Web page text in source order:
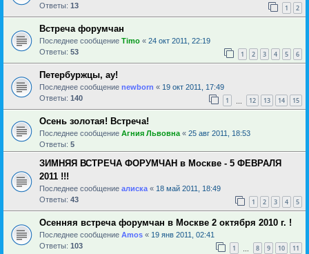
Ответы: 13 1 2
Встреча форумчан
Последнее сообщение Timo « 24 окт 2011, 22:19
Ответы: 53 1 2 3 4 5 6
Петербуржцы, ау!
Последнее сообщение newborn « 19 окт 2011, 17:49
Ответы: 140 1 12 13 14 15
Осень золотая! Встреча!
Последнее сообщение Агния Львовна « 25 авг 2011, 18:53
Ответы: 5
ЗИМНЯЯ ВСТРЕЧА ФОРУМЧАН в Москве - 5 ФЕВРАЛЯ
2011 !!!
Последнее сообщение алиска « 18 май 2011, 18:49
Ответы: 43 1 2 3 4 5
Осенняя встреча форумчан в Москве 2 октября 2010 г. !
Последнее сообщение Amos « 19 янв 2011, 02:41
Ответы: 103 1 8 9 10 11